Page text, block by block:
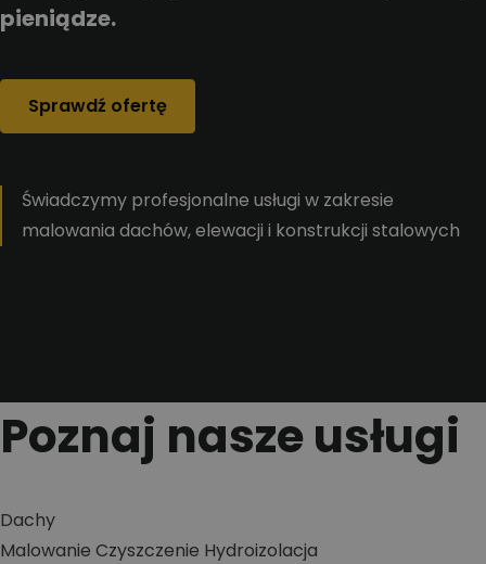
pieniądze.
Sprawdź ofertę
Świadczymy profesjonalne usługi w zakresie
malowania dachów, elewacji i konstrukcji stalowych
Poznaj nasze usługi
Dachy
Malowanie Czyszczenie Hydroizolacja